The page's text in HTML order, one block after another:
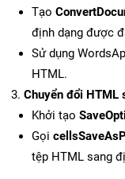
Tạo
định dạng được
Sử dụng
HTML.
Chuyển đổi HTML
Khởi tạo
Gọi
tệp HTML sang